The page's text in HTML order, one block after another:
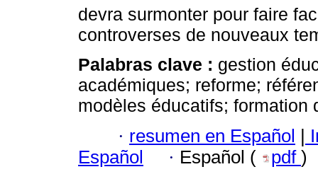
devra surmonter pour faire
controverses de nouveaux
Palabras clave : gestion
académiques; reforme;
modèles éducatifs; formation
· resumen en Español |
Español
· Español ( pdf )